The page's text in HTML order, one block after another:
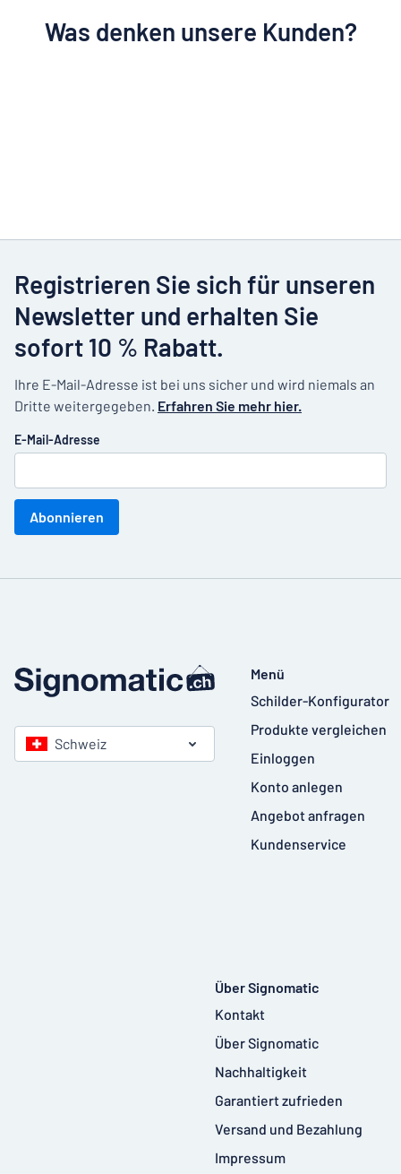
Was denken unsere Kunden?
Registrieren Sie sich für unseren
Newsletter und erhalten Sie
sofort 10 % Rabatt.
Ihre E-Mail-Adresse ist bei uns sicher und wird niemals an
Dritte weitergegeben. Erfahren Sie mehr hier.
E-Mail-Adresse
Abonnieren
Schweiz
Menü
Schilder-Konfigurator
Produkte vergleichen
Einloggen
Konto anlegen
Angebot anfragen
Kundenservice
Über Signomatic
Kontakt
Über Signomatic
Nachhaltigkeit
Garantiert zufrieden
Versand und Bezahlung
Impressum